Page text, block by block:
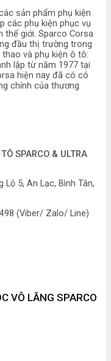
sản phẩm phụ kiện
các phụ kiện phục vụ
thế giới. Sparco Corsa
đầu thị trường trong
và phụ kiện ô tô:
lập từ năm 1977 tại
hiện nay đã có có
chính của thương
SPARCO & ULTRA
5, An Lạc, Bình Tân,
(Viber/ Zalo/ Line)
VÔ LĂNG SPARCO